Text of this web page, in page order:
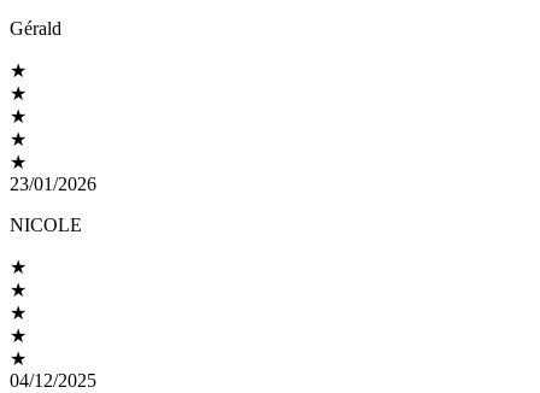
Gérald
★
★
★
★
★
23/01/2026
NICOLE
★
★
★
★
★
04/12/2025